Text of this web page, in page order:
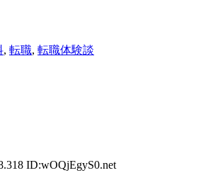
, 転職, 転職体験談
ID:wOQjEgyS0.net